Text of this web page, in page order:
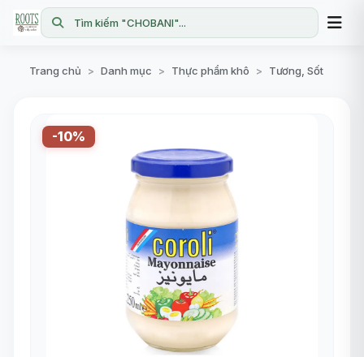
Tìm kiếm "CHOBANI"...
Trang chủ > Danh mục > Thực phẩm khô > Tương, Sốt
-10%